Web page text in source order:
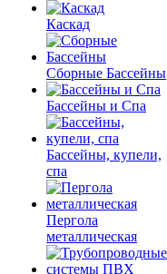
Каскад
Сборные Бассейны
Бассейны и Спа
Бассейны, купели,
спа
Пергола
металлическая